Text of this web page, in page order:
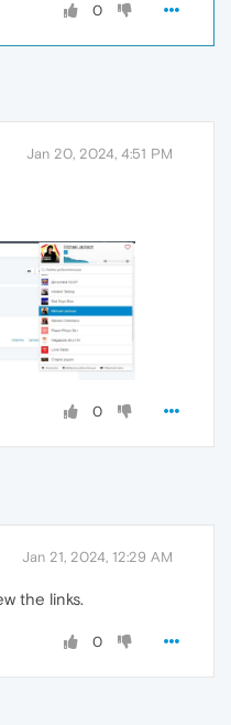
0
Jan 20, 2024, 4:51 PM
0
Jan 21, 2024, 12:29 AM
the links.
0